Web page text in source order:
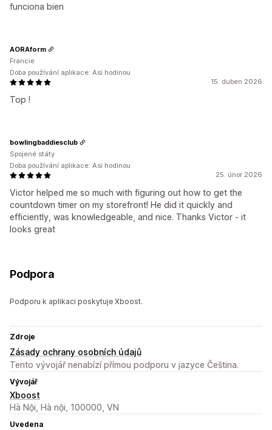
funciona bien
15. duben 2026
Top !
AORAform
Francie
Doba používání aplikace: Asi hodinou
25. únor 2026
Victor helped me so much with figuring out how to get the
countdown timer on my storefront! He did it quickly and
efficiently, was knowledgeable, and nice. Thanks Victor - it
looks great
bowlingbaddiesclub
Spojené státy
Doba používání aplikace: Asi hodinou
Podpora
Podporu k aplikaci poskytuje Xboost.
Zdroje
Zásady ochrany osobních údajů
Tento vývojář nenabízí přímou podporu v jazyce Čeština.
Vývojář
Xboost
Hà Nội, Hà nội, 100000, VN
Uvedena